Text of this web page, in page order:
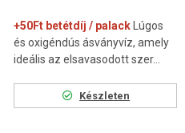
+50Ft betétdíj / palack
Lúgos
és oxigéndús ásványvíz, amely
ideális az elsavasodott szer...
Készleten